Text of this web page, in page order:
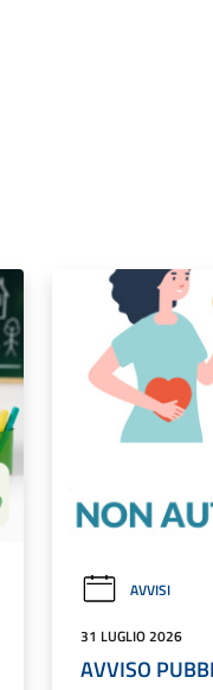
AVVISI
31 LUGLIO 2026
AVVISO